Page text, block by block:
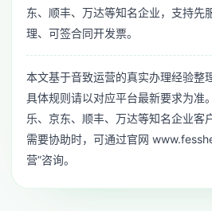
东、顺丰、万达等知名企业，支持先
理、可签合同开发票。
本文基于音致运营的真实办理经验整
具体规则请以对应平台最新要求为准
乐、京东、顺丰、万达等知名企业客
需要协助时，可通过官网
营”咨询。